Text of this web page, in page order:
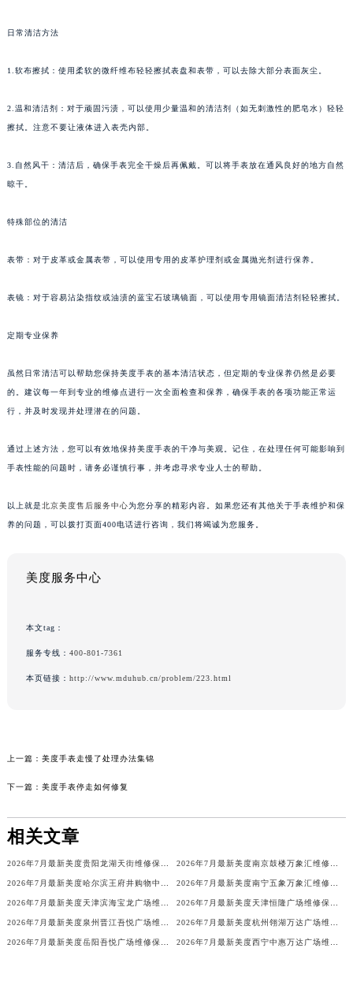
日常清洁方法
1.软布擦拭：使用柔软的微纤维布轻轻擦拭表盘和表带，可以去除大部分表面灰尘。
2.温和清洁剂：对于顽固污渍，可以使用少量温和的清洁剂（如无刺激性的肥皂水）轻轻
擦拭。注意不要让液体进入表壳内部。
3.自然风干：清洁后，确保手表完全干燥后再佩戴。可以将手表放在通风良好的地方自然
晾干。
特殊部位的清洁
表带：对于皮革或金属表带，可以使用专用的皮革护理剂或金属抛光剂进行保养。
表镜：对于容易沾染指纹或油渍的蓝宝石玻璃镜面，可以使用专用镜面清洁剂轻轻擦拭。
定期专业保养
虽然日常清洁可以帮助您保持美度手表的基本清洁状态，但定期的专业保养仍然是必要
的。建议每一年到专业的维修点进行一次全面检查和保养，确保手表的各项功能正常运
行，并及时发现并处理潜在的问题。
通过上述方法，您可以有效地保持美度手表的干净与美观。记住，在处理任何可能影响到
手表性能的问题时，请务必谨慎行事，并考虑寻求专业人士的帮助。
以上就是北京美度售后服务中心为您分享的精彩内容。如果您还有其他关于手表维护和保
养的问题，可以拨打页面400电话进行咨询，我们将竭诚为您服务。
美度服务中心
本文tag：
服务专线： 400-801-7361
本页链接： http://www.mduhub.cn/problem/223.html
上一篇： 美度手表走慢了处理办法集锦
下一篇： 美度手表停走如何修复
相关文章